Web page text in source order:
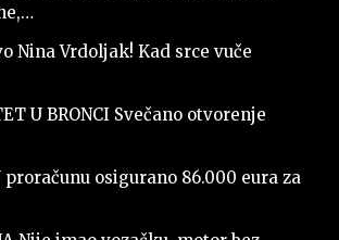
Nina Vrdoljak! Kad srce vuče
U BRONCI Svečano otvorenje
proračunu osigurano 86.000 eura za